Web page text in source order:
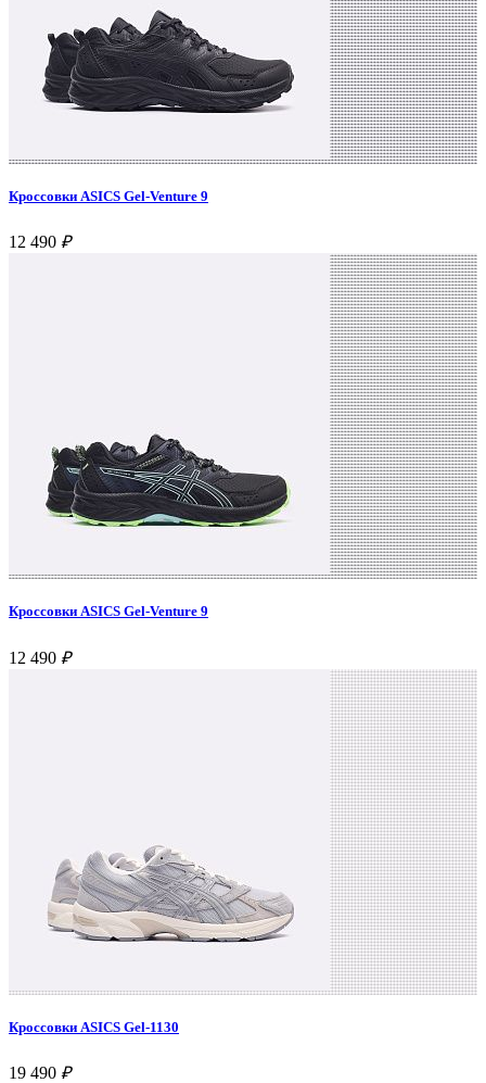
Кроссовки ASICS Gel-Venture 9
12 490 ₽
Кроссовки ASICS Gel-Venture 9
12 490 ₽
Кроссовки ASICS Gel-1130
19 490 ₽